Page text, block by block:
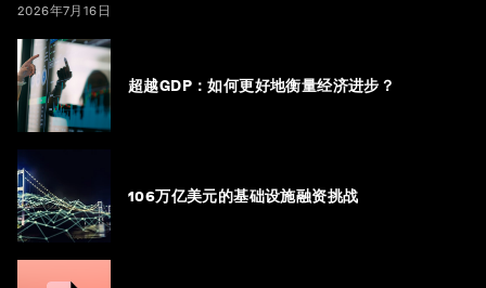
2026年7月16日
超越GDP：如何更好地衡量经济进步？
106万亿美元的基础设施融资挑战